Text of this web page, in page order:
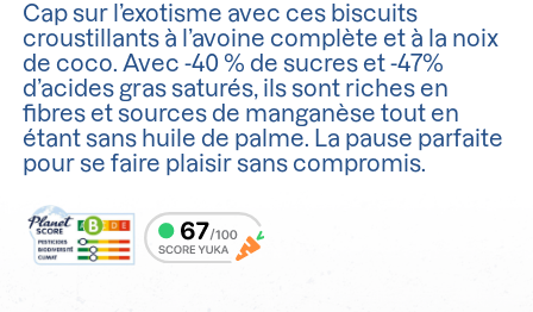
Cap sur l’exotisme avec ces biscuits
croustillants à l’avoine complète et à la noix
de coco. Avec -40 % de sucres et -47%
d’acides gras saturés, ils sont riches en
fibres et sources de manganèse tout en
étant sans huile de palme. La pause parfaite
pour se faire plaisir sans compromis.